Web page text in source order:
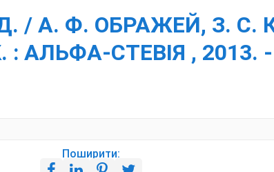
/ А. Ф. ОБРАЖЕЙ, З. С.
СТЕВІЯ , 2013. -
Поширити: